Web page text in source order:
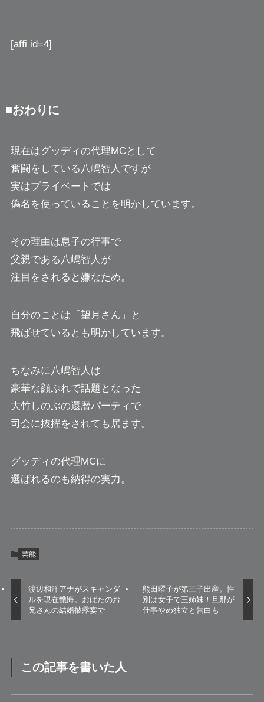
[affi id=4]
■おわりに
現在はグッディの代理MCとして
奮闘をしている八嶋智人ですが
実はプライベートでは
偽名を使っていることを明かしています。
その理由は息子の行事で
父親である八嶋智人が
注目をされると嫌なため。
自分のことは「望月さん」と
飛ばせているとも明かしています。
ちなみに八嶋智人は
豪華な顔ぶれで話題となった
大竹しのぶの還暦パーティで
司会に抜擢をされても居ます。
グッディの代理MCに
選ばれるのも納得の実力。
芸能
渡辺和洋アナがスキャンダ
ルを現在懺悔。おばたのお
兄さんの結婚披露宴で
熊田曜子が第三子出産。性
別は女子で三姉妹！旦那が
仕事やめ独立と告白も
この記事を書いた人